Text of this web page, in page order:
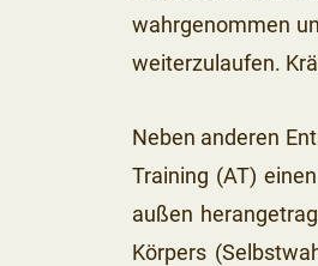
wahrgenommen
weiterzulaufen.
Neben anderen
Training (AT)
außen
Körpers